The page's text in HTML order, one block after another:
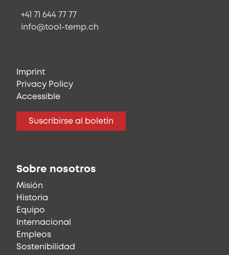
+41 71 644 77 77
info@tool-temp.ch
Imprint
Privacy Policy
Accessible
Suscribirse al boletín
Sobre nosotros
Misión
Historia
Equipo
Internacional
Empleos
Sostenibilidad